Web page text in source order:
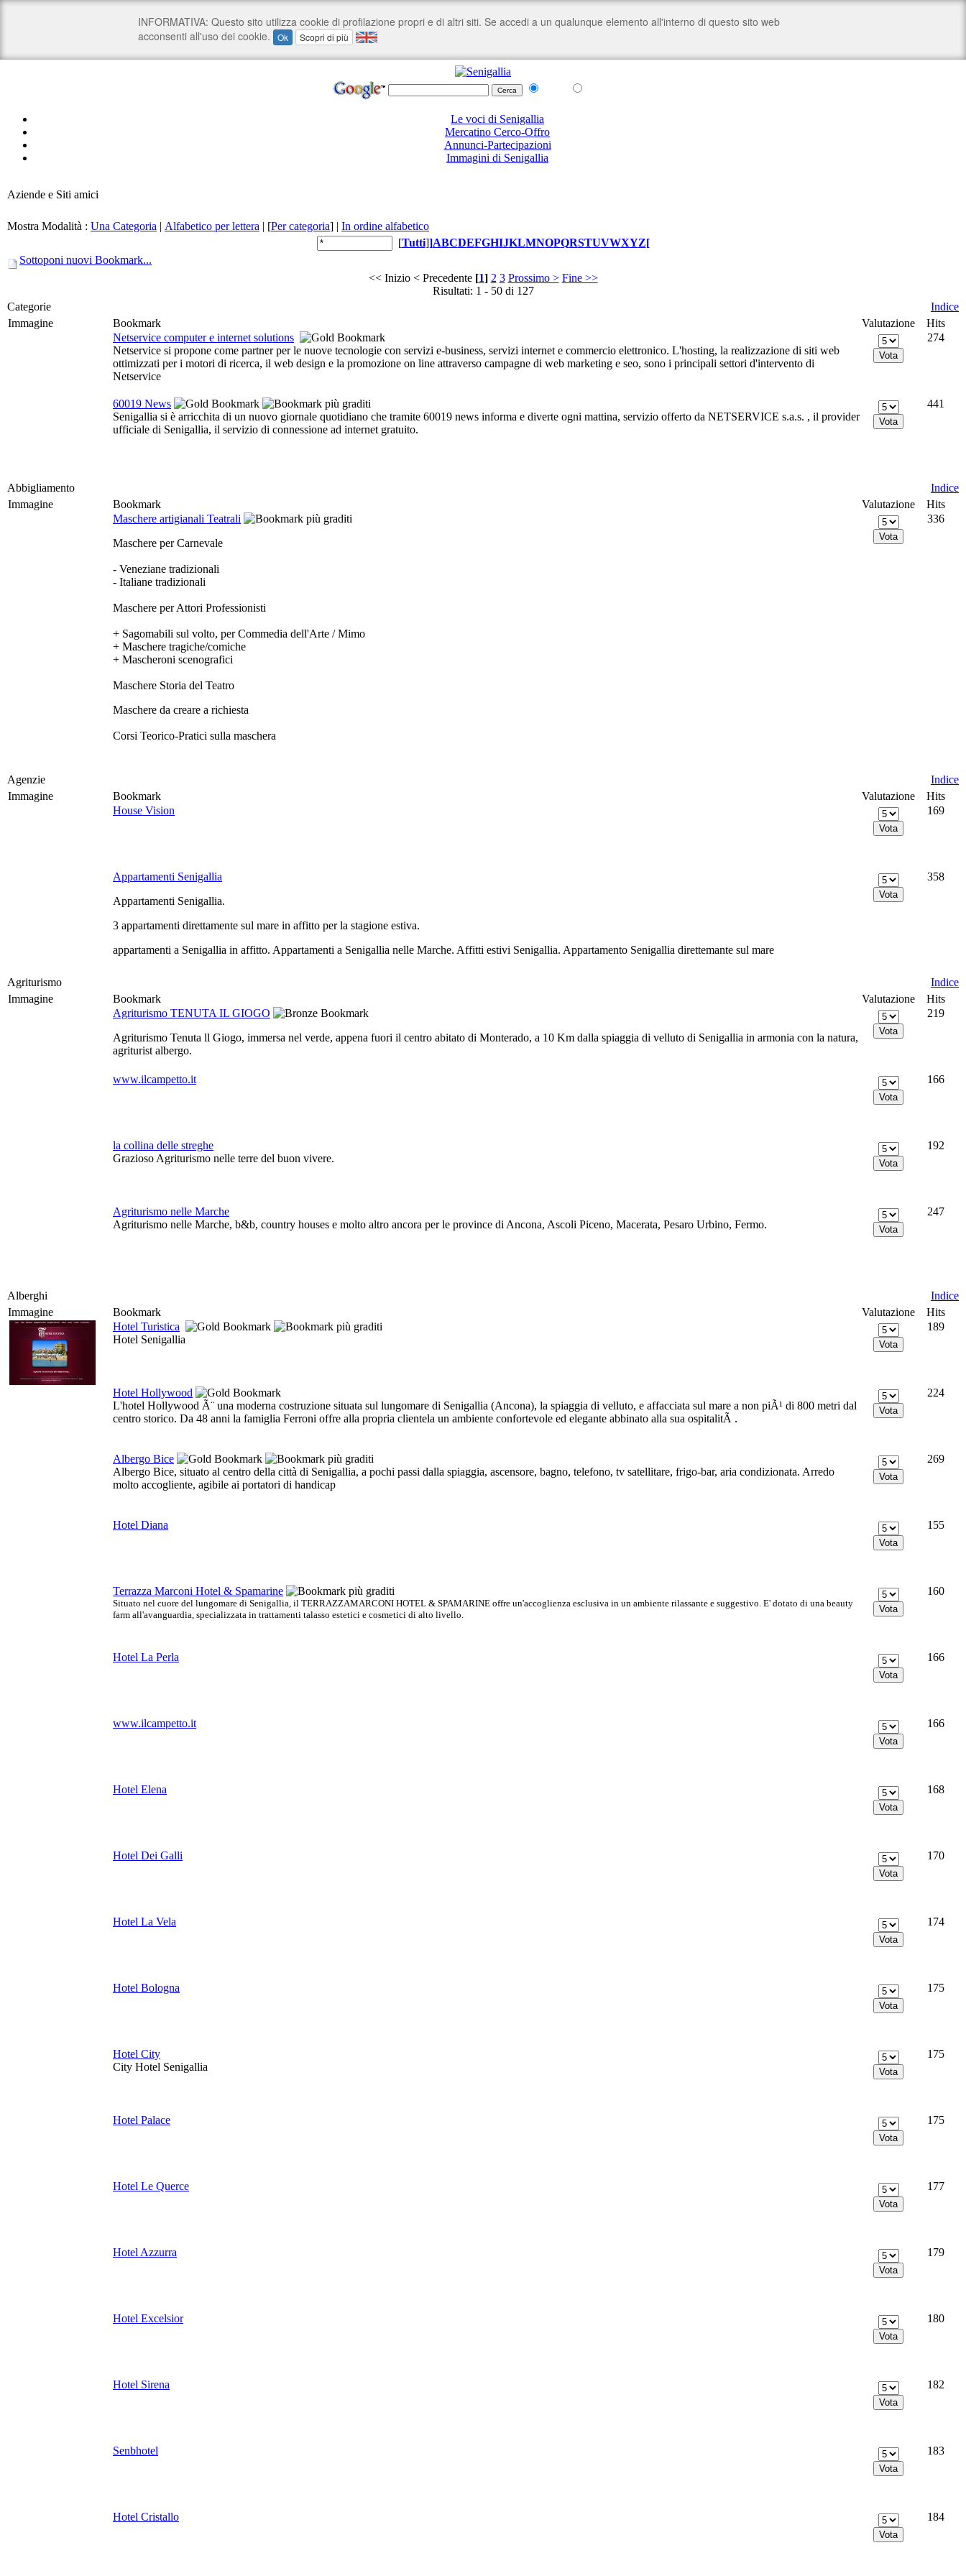
Le voci di Senigallia
Mercatino Cerco-Offro
Annunci-Partecipazioni
Immagini di Senigallia
Aziende e Siti amici
Mostra Modalità : Una Categoria | Alfabetico per lettera | [Per categoria] | In ordine alfabetico
[Tutti]]ABCDEFGHIJKLMNOPQRSTUVWXYZ[
Sottoponi nuovi Bookmark...
<< Inizio < Precedente [1] 2 3 Prossimo > Fine >>
Risultati: 1 - 50 di 127
Categorie
Indice
Immagine
Bookmark Valutazione
Hits
Netservice computer e internet solutions
Netservice si propone come partner per le nuove tecnologie con servizi e-business, servizi internet e commercio elettronico. L'hosting, la realizzazione di siti web
ottimizzati per i motori di ricerca, il web design e la promozione on line attraverso campagne di web marketing e seo, sono i principali settori d'intervento di
Netservice
274
60019 News
Senigallia si è arricchita di un nuovo giornale quotidiano che tramite 60019 news informa e diverte ogni mattina, servizio offerto da NETSERVICE s.a.s. , il provider
ufficiale di Senigallia, il servizio di connessione ad internet gratuito.
441
Abbigliamento
Indice
Immagine
Bookmark Valutazione
Hits
Maschere artigianali Teatrali
Maschere per Carnevale
- Veneziane tradizionali
- Italiane tradizionali
Maschere per Attori Professionisti
+ Sagomabili sul volto, per Commedia dell'Arte / Mimo
+ Maschere tragiche/comiche
+ Mascheroni scenografici
Maschere Storia del Teatro
Maschere da creare a richiesta
Corsi Teorico-Pratici sulla maschera
336
Agenzie
Indice
Immagine
Bookmark Valutazione
Hits
House Vision
169
Appartamenti Senigallia
Appartamenti Senigallia.
3 appartamenti direttamente sul mare in affitto per la stagione estiva.
appartamenti a Senigallia in affitto. Appartamenti a Senigallia nelle Marche. Affitti estivi Senigallia. Appartamento Senigallia direttemante sul mare
358
Agriturismo
Indice
Immagine
Bookmark Valutazione
Hits
Agriturismo TENUTA IL GIOGO
Agriturismo Tenuta ll Giogo, immersa nel verde, appena fuori il centro abitato di Monterado, a 10 Km dalla spiaggia di velluto di Senigallia in armonia con la natura,
agriturist albergo.
219
www.ilcampetto.it 166
la collina delle streghe
Grazioso Agriturismo nelle terre del buon vivere.
192
Agriturismo nelle Marche
Agriturismo nelle Marche, b&b, country houses e molto altro ancora per le province di Ancona, Ascoli Piceno, Macerata, Pesaro Urbino, Fermo.
247
Alberghi
Indice
Immagine
Bookmark Valutazione
Hits
Hotel Turistica
Hotel Senigallia
189
Hotel Hollywood
L'hotel Hollywood Ã¨ una moderna costruzione situata sul lungomare di Senigallia (Ancona), la spiaggia di velluto, e affacciata sul mare a non piÃ¹ di 800 metri dal
centro storico. Da 48 anni la famiglia Ferroni offre alla propria clientela un ambiente confortevole ed elegante abbinato alla sua ospitalitÃ .
224
Albergo Bice
Albergo Bice, situato al centro della città di Senigallia, a pochi passi dalla spiaggia, ascensore, bagno, telefono, tv satellitare, frigo-bar, aria condizionata. Arredo
molto accogliente, agibile ai portatori di handicap
269
Hotel Diana 155
Terrazza Marconi Hotel & Spamarine
Situato nel cuore del lungomare di Senigallia, il TERRAZZAMARCONI HOTEL & SPAMARINE offre un'accoglienza esclusiva in un ambiente rilassante e suggestivo. E' dotato di una beauty
farm all'avanguardia, specializzata in trattamenti talasso estetici e cosmetici di alto livello.
160
Hotel La Perla 166
www.ilcampetto.it 166
Hotel Elena 168
Hotel Dei Galli 170
Hotel La Vela 174
Hotel Bologna 175
Hotel City
City Hotel Senigallia
175
Hotel Palace 175
Hotel Le Querce 177
Hotel Azzurra 179
Hotel Excelsior 180
Hotel Sirena 182
Senbhotel 183
Hotel Cristallo 184